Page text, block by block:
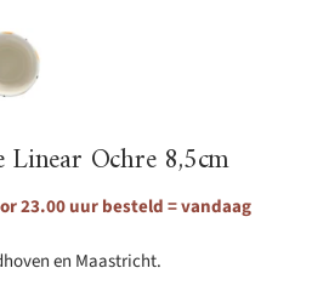
Ochre 8,5cm
23.00 uur besteld = vandaag
en Maastricht.